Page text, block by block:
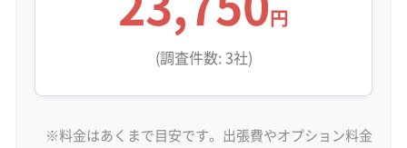
円
(調査件数: 3社)
※料金はあくまで目安です。出張費やオプション料金